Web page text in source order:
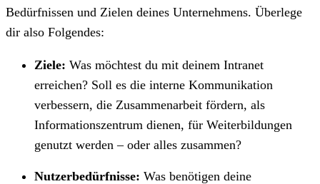
Bedürfnissen und Zielen deines Unternehmens. Überlege
dir also Folgendes:
Ziele: Was möchtest du mit deinem Intranet
erreichen? Soll es die interne Kommunikation
verbessern, die Zusammenarbeit fördern, als
Informationszentrum dienen, für Weiterbildungen
genutzt werden – oder alles zusammen?
Nutzerbedürfnisse: Was benötigen deine